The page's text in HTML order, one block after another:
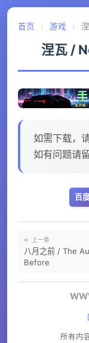
首页 › 游戏 ›
涅瓦 /
如需下载，
如有问题请留
百
← 上一条
八月之前 / The
Before
所有内